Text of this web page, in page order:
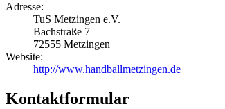
Adresse:
TuS Metzingen e.V.
Bachstraße 7
72555 Metzingen
Website:
http://www.handballmetzingen.de
Kontaktformular